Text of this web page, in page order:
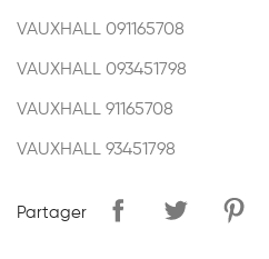
VAUXHALL 091165708
VAUXHALL 093451798
VAUXHALL 91165708
VAUXHALL 93451798
Partager